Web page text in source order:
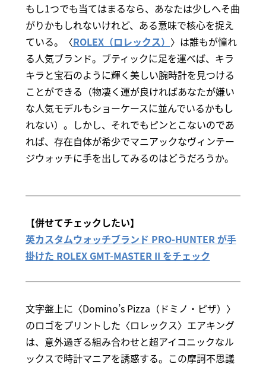
もし1つでも当てはまるなら、あなたは少しへそ曲
がりかもしれないけれど、ある意味で核心を捉え
ている。〈ROLEX（ロレックス） 〉は誰もが憧れ
る人気ブランド。ブティックに足を運べば、キラ
キラと宝石のように輝く美しい腕時計を見つける
ことができる（物凄く運が良ければあなたが嫌い
な人気モデルもショーケースに並んでいるかもし
れない）。しかし、それでもピンとこないのであ
れば、存在自体が希少でマニアックなヴィンテー
ジウォッチに手を出してみるのはどうだろうか。
【併せてチェックしたい】
英カスタムウォッチブランド PRO-HUNTER が手
掛けた ROLEX GMT-MASTER II をチェック
文字盤上に〈Domino’s Pizza（ドミノ・ピザ）〉
のロゴをプリントした〈ロレックス〉エアキング
は、意外過ぎる組み合わせと超アイコニックなル
ックスで時計マニアを誘惑する。この摩訶不思議